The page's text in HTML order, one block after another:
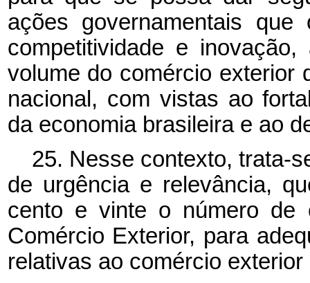
ações governamentais
competitividade e
volume do comércio exterior
nacional, com vistas ao
da economia brasileira e ao
25. Nesse contexto, trata-
de urgência e relevância,
cento e vinte o número de
Comércio Exterior, para
relativas ao comércio